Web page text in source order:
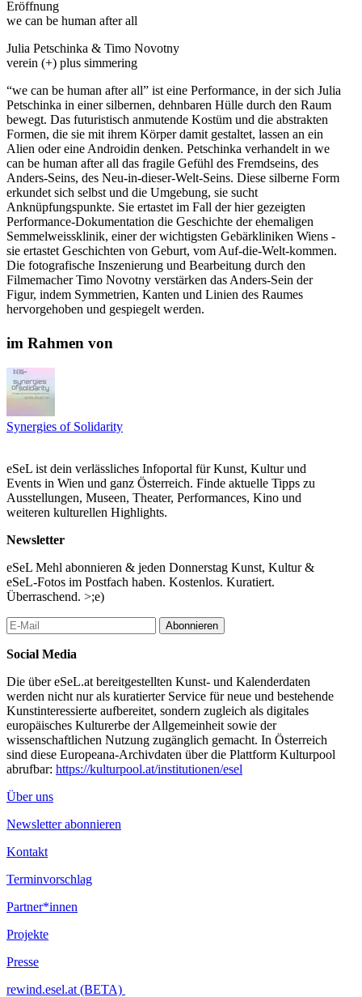
Eröffnung
we can be human after all
Julia Petschinka & Timo Novotny
verein (+) plus simmering
“we can be human after all” ist eine Performance, in der sich Julia
Petschinka in einer silbernen, dehnbaren Hülle durch den Raum
bewegt. Das futuristisch anmutende Kostüm und die abstrakten
Formen, die sie mit ihrem Körper damit gestaltet, lassen an ein
Alien oder eine Androidin denken. Petschinka verhandelt in we
can be human after all das fragile Gefühl des Fremdseins, des
Anders-Seins, des Neu-in-dieser-Welt-Seins. Diese silberne Form
erkundet sich selbst und die Umgebung, sie sucht
Anknüpfungspunkte. Sie ertastet im Fall der hier gezeigten
Performance-Dokumentation die Geschichte der ehemaligen
Semmelweissklinik, einer der wichtigsten Gebärkliniken Wiens -
sie ertastet Geschichten von Geburt, vom Auf-die-Welt-kommen.
Die fotografische Inszenierung und Bearbeitung durch den
Filmemacher Timo Novotny verstärken das Anders-Sein der
Figur, indem Symmetrien, Kanten und Linien des Raumes
hervorgehoben und gespiegelt werden.
Julia Petschinka ist Performancekünstlerin aus Wien. Sie
kombiniert in ihren Arbeiten Elemente des Flamenco mit
zeitgenössischem Tanz und Butoh. Timo Novotny arbeitet als
freischaffender Künstler im Bereich Fotografie, Design und Film
(prämierte Kurz-, Lang- und Kinofilme).
...Mehr lesen
im Rahmen von
Synergies of Solidarity
eSeL ist dein verlässliches Infoportal für Kunst, Kultur und
Events in Wien und ganz Österreich. Finde aktuelle Tipps zu
Ausstellungen, Museen, Theater, Performances, Kino und
weiteren kulturellen Highlights.
Newsletter
eSeL Mehl abonnieren & jeden Donnerstag Kunst, Kultur &
eSeL-Fotos im Postfach haben. Kostenlos. Kuratiert.
Überraschend. >;e)
Abonnieren
Social Media
Die über eSeL.at bereitgestellten Kunst- und Kalenderdaten
werden nicht nur als kuratierter Service für neue und bestehende
Kunstinteressierte aufbereitet, sondern zugleich als digitales
europäisches Kulturerbe der Allgemeinheit sowie der
wissenschaftlichen Nutzung zugänglich gemacht. In Österreich
sind diese Europeana-Archivdaten über die Plattform Kulturpool
abrufbar: https://kulturpool.at/institutionen/esel
Über uns
Newsletter abonnieren
Kontakt
Terminvorschlag
Partner*innen
Projekte
Presse
rewind.esel.at (BETA)